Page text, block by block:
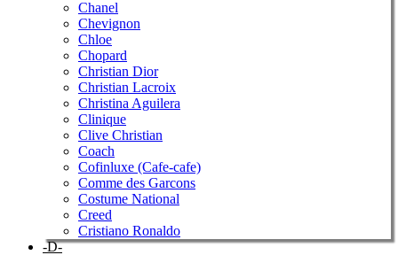
Chanel
Chevignon
Chloe
Chopard
Christian Dior
Christian Lacroix
Christina Aguilera
Clinique
Clive Christian
Coach
Cofinluxe (Cafe-cafe)
Comme des Garcons
Costume National
Creed
Cristiano Ronaldo
-D-